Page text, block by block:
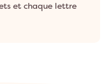
et chaque lettre